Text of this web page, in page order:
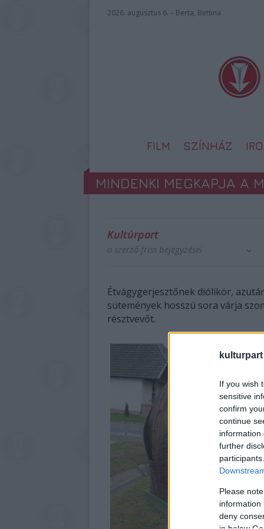
kulturpart
If you wish
sensitive
confirm
continue
information
further
Please
information
deny
2026. augusztus 6. – Berta, Bettina
FILM SZÍNHÁZ
MINDENKI MEGKAPJA A
Kultúrpart
a szerző friss bejegyzései
Étvágygerjesztőnek diólikör,
sütemények hosszú sora várja
résztvevőt.